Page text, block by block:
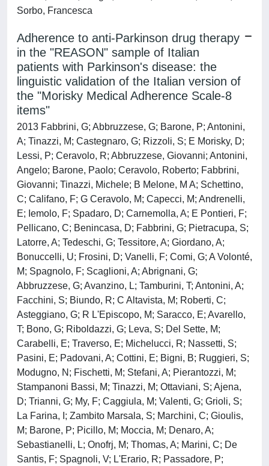
Sorbo, Francesca
Adherence to anti-Parkinson drug therapy
in the "REASON" sample of Italian
patients with Parkinson's disease: the
linguistic validation of the Italian version of
the "Morisky Medical Adherence Scale-8
items"
2013 Fabbrini, G; Abbruzzese, G; Barone, P; Antonini,
A; Tinazzi, M; Castegnaro, G; Rizzoli, S; E Morisky, D;
Lessi, P; Ceravolo, R; Abbruzzese, Giovanni; Antonini,
Angelo; Barone, Paolo; Ceravolo, Roberto; Fabbrini,
Giovanni; Tinazzi, Michele; B Melone, M A; Schettino,
C; Califano, F; G Ceravolo, M; Capecci, M; Andrenelli,
E; Iemolo, F; Spadaro, D; Carnemolla, A; E Pontieri, F;
Pellicano, C; Benincasa, D; Fabbrini, G; Pietracupa, S;
Latorre, A; Tedeschi, G; Tessitore, A; Giordano, A;
Bonuccelli, U; Frosini, D; Vanelli, F; Comi, G; A Volonté,
M; Spagnolo, F; Scaglioni, A; Abrignani, G;
Abbruzzese, G; Avanzino, L; Tamburini, T; Antonini, A;
Facchini, S; Biundo, R; C Altavista, M; Roberti, C;
Asteggiano, G; R L'Episcopo, M; Saracco, E; Avarello,
T; Bono, G; Riboldazzi, G; Leva, S; Del Sette, M;
Carabelli, E; Traverso, E; Michelucci, R; Nassetti, S;
Pasini, E; Padovani, A; Cottini, E; Bigni, B; Ruggieri, S;
Modugno, N; Fischetti, M; Stefani, A; Pierantozzi, M;
Stampanoni Bassi, M; Tinazzi, M; Ottaviani, S; Ajena,
D; Trianni, G; My, F; Caggiula, M; Valenti, G; Grioli, S;
La Farina, I; Zambito Marsala, S; Marchini, C; Gioulis,
M; Barone, P; Picillo, M; Moccia, M; Denaro, A;
Sebastianelli, L; Onofrj, M; Thomas, A; Marini, C; De
Santis, F; Spagnoli, V; L'Erario, R; Passadore, P;